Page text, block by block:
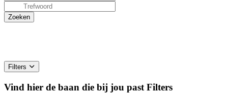
Filters
Vind hier de baan die bij jou past Filters